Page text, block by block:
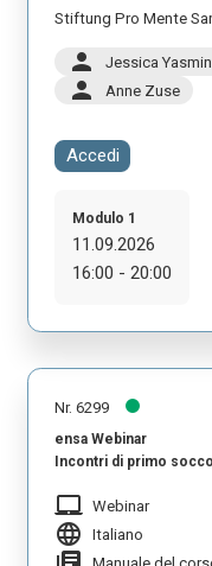
Stiftung Pro Mente
person Jessica
person Anne Zuse
Accedi
Modulo 1
11.09.2026
16:00 - 20:00
Nr. 6299
ensa Webinar
Incontri di primo
laptop_mac Webinar
language Italiano